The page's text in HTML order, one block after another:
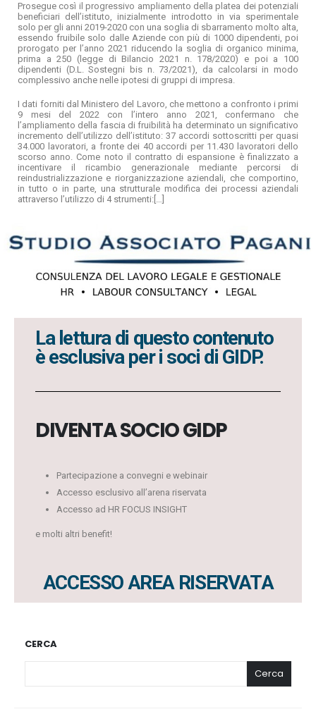
Prosegue così il progressivo ampliamento della platea dei potenziali
beneficiari dell’istituto, inizialmente introdotto in via sperimentale
solo per gli anni 2019-2020 con una soglia di sbarramento molto alta,
essendo fruibile solo dalle Aziende con più di 1000 dipendenti, poi
prorogato per l’anno 2021 riducendo la soglia di organico minima,
prima a 250 (legge di Bilancio 2021 n. 178/2020) e poi a 100
dipendenti (D.L. Sostegni bis n. 73/2021), da calcolarsi in modo
complessivo anche nelle ipotesi di gruppi di impresa.
I dati forniti dal Ministero del Lavoro, che mettono a confronto i primi
9 mesi del 2022 con l’intero anno 2021, confermano che
l’ampliamento della fascia di fruibilità ha determinato un significativo
incremento dell’utilizzo dell’istituto: 37 accordi sottoscritti per quasi
34.000 lavoratori, a fronte dei 40 accordi per 11.430 lavoratori dello
scorso anno. Come noto il contratto di espansione è finalizzato a
incentivare il ricambio generazionale mediante percorsi di
reindustrializzazione e riorganizzazione aziendali, che comportino,
in tutto o in parte, una strutturale modifica dei processi aziendali
attraverso l’utilizzo di 4 strumenti:
La lettura di questo contenuto
è esclusiva per i soci di GIDP.
DIVENTA SOCIO GIDP
Partecipazione a convegni e webinair
Accesso esclusivo all’arena riservata
Accesso ad HR FOCUS INSIGHT
e molti altri benefit!
ACCESSO AREA RISERVATA
CERCA
Cerca